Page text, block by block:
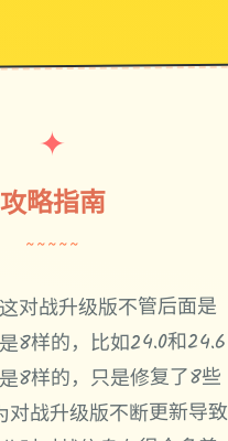
✦
攻略指南
~~~~~
对战升级版不管后面是
8样的，比如24.0和24.6
8样的，只是修复了8些
对战升级版不断更新导致